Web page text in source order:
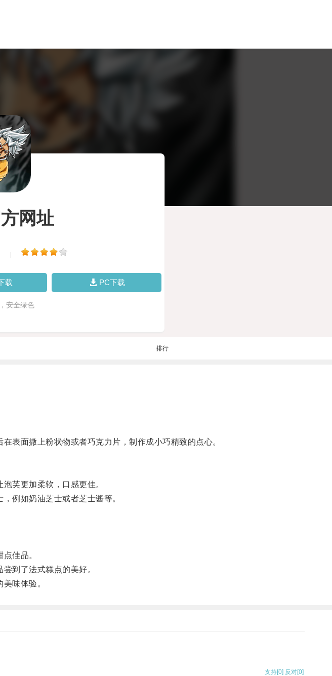
网址
载 PC下载
安全绿色
排行
面撒上粉状物或者巧克力片，制作成小巧精致的点心。
芙更加柔软，口感更佳。
例如奶油芝士或者芝士酱等。
佳品。
到了法式糕点的美好。
味体验。
支持[0] 反对[0]